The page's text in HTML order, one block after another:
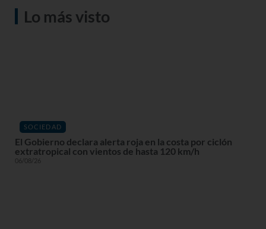
Lo más visto
SOCIEDAD
El Gobierno declara alerta roja en la costa por ciclón
extratropical con vientos de hasta 120 km/h
06/08/26